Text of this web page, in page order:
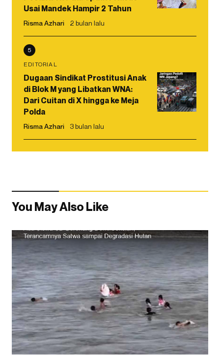
Usai Mandek Hampir 2 Tahun
Risma Azhari 2 bulan lalu
5
EDITORIAL
Dugaan Sindikat Prostitusi Anak
di Blok M yang Libatkan WNA:
Dari Cuitan di X hingga ke Meja
Polda
Risma Azhari 3 bulan lalu
You May Also Like